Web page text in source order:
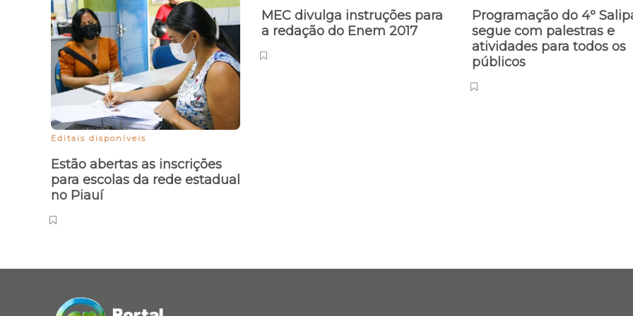
Editais disponíveis
Estão abertas as inscrições
para escolas da rede estadual
no Piauí
MEC divulga instruções para
a redação do Enem 2017
Programação do 4º
segue com palestras e
atividades para todos os
públicos